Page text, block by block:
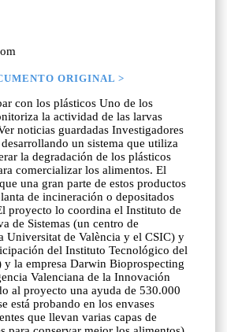
ORIGINAL >
con los plásticos Uno de los
la actividad de las larvas
noticias guardadas Investigadores
un sistema que utiliza
la degradación de los plásticos
comercializar los alimentos. El
una gran parte de estos productos
de incineración o depositados
proyecto lo coordina el Instituto de
de Sistemas (un centro de
Universitat de València y el CSIC) y
del Instituto Tecnológico del
y la empresa Darwin Bioprospecting
Valenciana de la Innovación
al proyecto una ayuda de 530.000
está probando en los envases
que llevan varias capas de